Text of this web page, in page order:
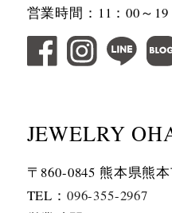
営業時間：11：00～19
JEWELRY
〒860-0845 熊本県熊
TEL： 096-355-2967